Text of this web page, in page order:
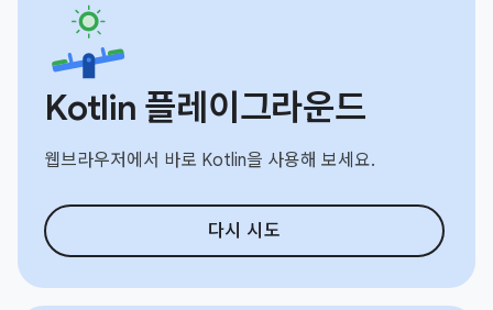
Kotlin 플레이그라운드
웹브라우저에서 바로 Kotlin을 사용해 보세요.
다시 시도